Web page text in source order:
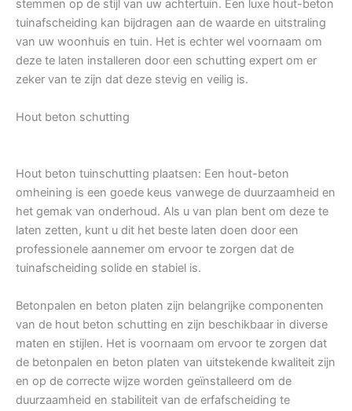
stemmen op de stijl van uw achtertuin. Een luxe hout-beton
tuinafscheiding kan bijdragen aan de waarde en uitstraling
van uw woonhuis en tuin. Het is echter wel voornaam om
deze te laten installeren door een schutting expert om er
zeker van te zijn dat deze stevig en veilig is.
Hout beton schutting
Hout beton tuinschutting plaatsen: Een hout-beton
omheining is een goede keus vanwege de duurzaamheid en
het gemak van onderhoud. Als u van plan bent om deze te
laten zetten, kunt u dit het beste laten doen door een
professionele aannemer om ervoor te zorgen dat de
tuinafscheiding solide en stabiel is.
Betonpalen en beton platen zijn belangrijke componenten
van de hout beton schutting en zijn beschikbaar in diverse
maten en stijlen. Het is voornaam om ervoor te zorgen dat
de betonpalen en beton platen van uitstekende kwaliteit zijn
en op de correcte wijze worden geïnstalleerd om de
duurzaamheid en stabiliteit van de erfafscheiding te